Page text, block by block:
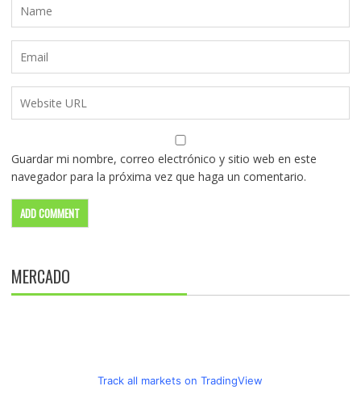
Guardar mi nombre, correo electrónico y sitio web en este
navegador para la próxima vez que haga un comentario.
MERCADO
Track all markets on TradingView